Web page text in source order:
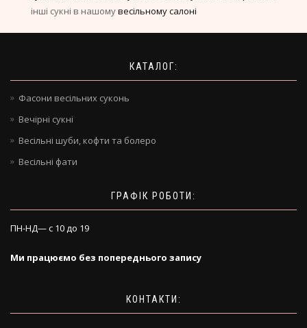
інші сукні в нашомувесільному салоні
КАТАЛОГ:
Фасони весільних суконь
Вечірні сукні
Весільні шуби, кофти та болеро
Весільні фати
ГРАФІК РОБОТИ:
ПН-НД— с 10 до 19
Ми працюємо без попереднього запису
КОНТАКТИ: